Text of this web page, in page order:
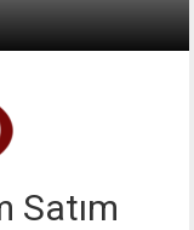
Satım